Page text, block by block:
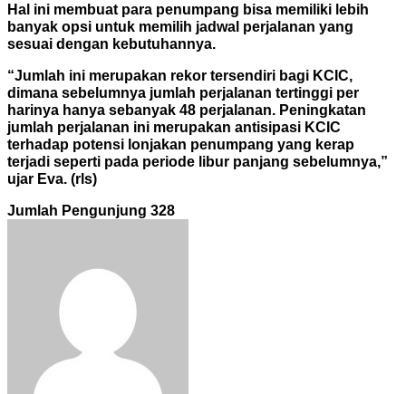
Hal ini membuat para penumpang bisa memiliki lebih
banyak opsi untuk memilih jadwal perjalanan yang
sesuai dengan kebutuhannya.
“Jumlah ini merupakan rekor tersendiri bagi KCIC,
dimana sebelumnya jumlah perjalanan tertinggi per
harinya hanya sebanyak 48 perjalanan. Peningkatan
jumlah perjalanan ini merupakan antisipasi KCIC
terhadap potensi lonjakan penumpang yang kerap
terjadi seperti pada periode libur panjang sebelumnya,”
ujar Eva. (rls)
Jumlah Pengunjung 328